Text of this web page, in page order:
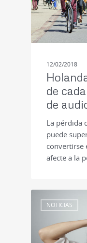
12/02/2018
de
de
La pérdida
puede
convertirse
afecte a la
NOTICIAS